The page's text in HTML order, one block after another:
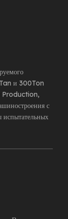
и 300Ton
Production,
с